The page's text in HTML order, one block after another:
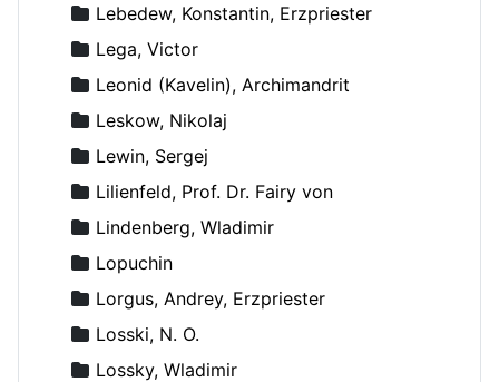
Lebedew, Konstantin, Erzpriester
Lega, Victor
Leonid (Kavelin), Archimandrit
Leskow, Nikolaj
Lewin, Sergej
Lilienfeld, Prof. Dr. Fairy von
Lindenberg, Wladimir
Lopuchin
Lorgus, Andrey, Erzpriester
Losski, N. O.
Lossky, Wladimir